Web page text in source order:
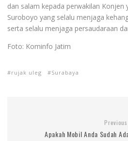
dan salam kepada perwakilan Konjen
Suroboyo yang selalu menjaga
serta selalu menjaga persaudaraan
Foto: Kominfo Jatim
rujak uleg Surabaya
Previous
Apakah Mobil Anda Sudah